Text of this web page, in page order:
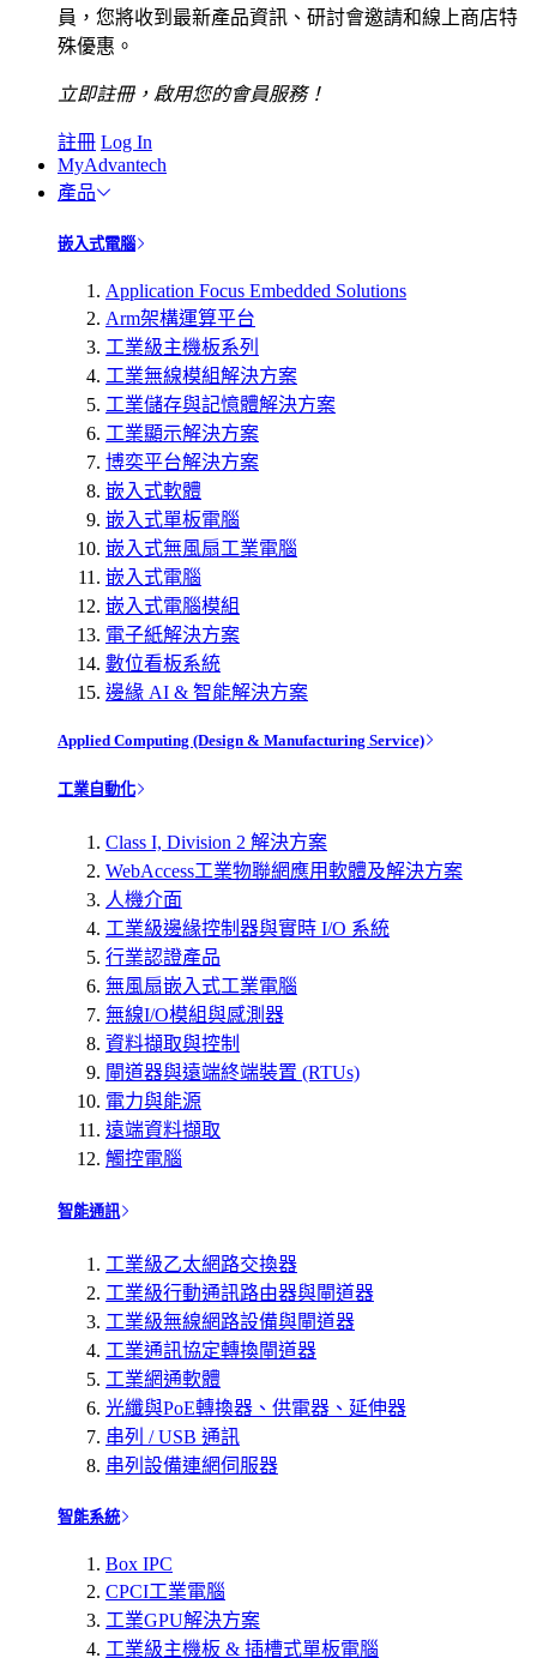
員，您將收到最新產品資訊、研討會邀請和線上商店特
殊優惠。
立即註冊，啟用您的會員服務！
註冊 Log In
MyAdvantech
產品
嵌入式電腦
Application Focus Embedded Solutions
Arm架構運算平台
工業級主機板系列
工業無線模組解決方案
工業儲存與記憶體解決方案
工業顯示解決方案
博奕平台解決方案
嵌入式軟體
嵌入式單板電腦
嵌入式無風扇工業電腦
嵌入式電腦
嵌入式電腦模組
電子紙解決方案
數位看板系統
邊緣 AI & 智能解決方案
Applied Computing (Design & Manufacturing Service)
工業自動化
Class I, Division 2 解決方案
WebAccess工業物聯網應用軟體及解決方案
人機介面
工業級邊緣控制器與實時 I/O 系統
行業認證產品
無風扇嵌入式工業電腦
無線I/O模組與感測器
資料擷取與控制
閘道器與遠端終端裝置 (RTUs)
電力與能源
遠端資料擷取
觸控電腦
智能通訊
工業級乙太網路交換器
工業級行動通訊路由器與閘道器
工業級無線網路設備與閘道器
工業通訊協定轉換閘道器
工業網通軟體
光纖與PoE轉換器、供電器、延伸器
串列 / USB 通訊
串列設備連網伺服器
智能系統
Box IPC
CPCI工業電腦
工業GPU解決方案
工業級主機板 & 插槽式單板電腦